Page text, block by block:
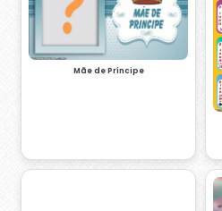
Mãe de Príncipe